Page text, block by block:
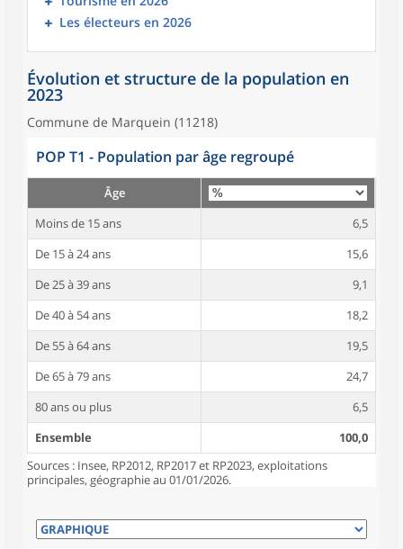
Les électeurs en 2026
Évolution et structure de la population en
2023
Commune de Marquein (11218)
POP T1 - Population par âge regroupé
Âge
Moins de 15 ans
6,5
De 15 à 24 ans
15,6
De 25 à 39 ans
9,1
De 40 à 54 ans
18,2
De 55 à 64 ans
19,5
De 65 à 79 ans
24,7
80 ans ou plus
6,5
Ensemble
100,0
Sources : Insee, RP2012, RP2017 et RP2023, exploitations
principales, géographie au 01/01/2026.